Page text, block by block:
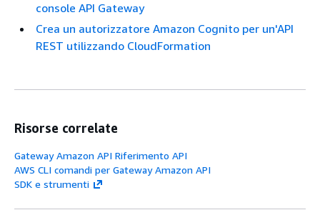
console API Gateway
Crea un autorizzatore Amazon Cognito per un'API
REST utilizzando CloudFormation
Risorse correlate
Gateway Amazon API Riferimento API
AWS CLI comandi per Gateway Amazon API
SDK e strumenti